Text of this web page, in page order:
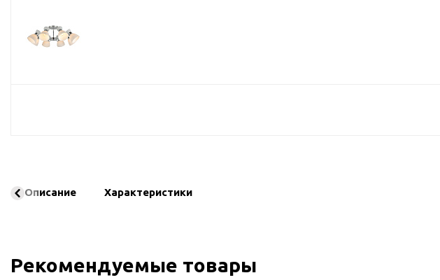
Прожекторы
Описание Характеристики
Рекомендуемые товары